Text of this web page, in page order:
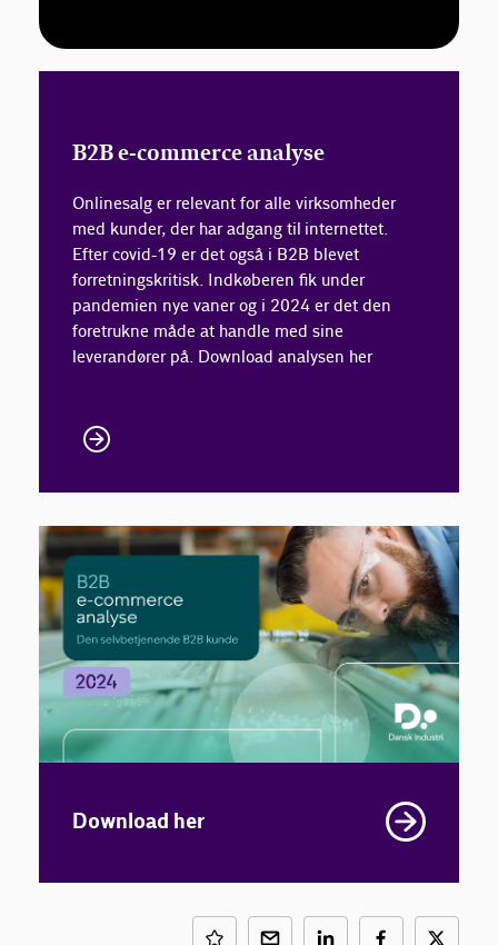
B2B e-commerce analyse
Onlinesalg er relevant for alle virksomheder
med kunder, der har adgang til internettet.
Efter covid-19 er det også i B2B blevet
forretningskritisk. Indkøberen fik under
pandemien nye vaner og i 2024 er det den
foretrukne måde at handle med sine
leverandører på. Download analysen her
Download her